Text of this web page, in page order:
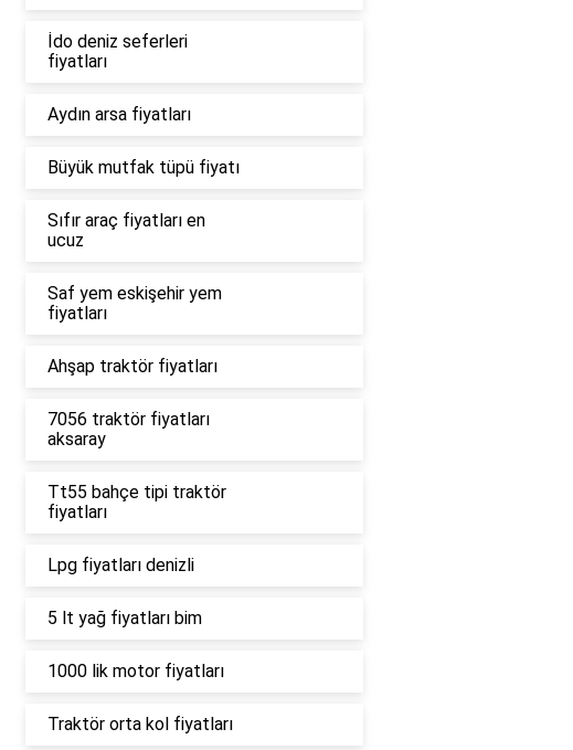
İdo deniz seferleri
fiyatları
Aydın arsa fiyatları
Büyük mutfak tüpü fiyatı
Sıfır araç fiyatları en
ucuz
Saf yem eskişehir yem
fiyatları
Ahşap traktör fiyatları
7056 traktör fiyatları
aksaray
Tt55 bahçe tipi traktör
fiyatları
Lpg fiyatları denizli
5 lt yağ fiyatları bim
1000 lik motor fiyatları
Traktör orta kol fiyatları